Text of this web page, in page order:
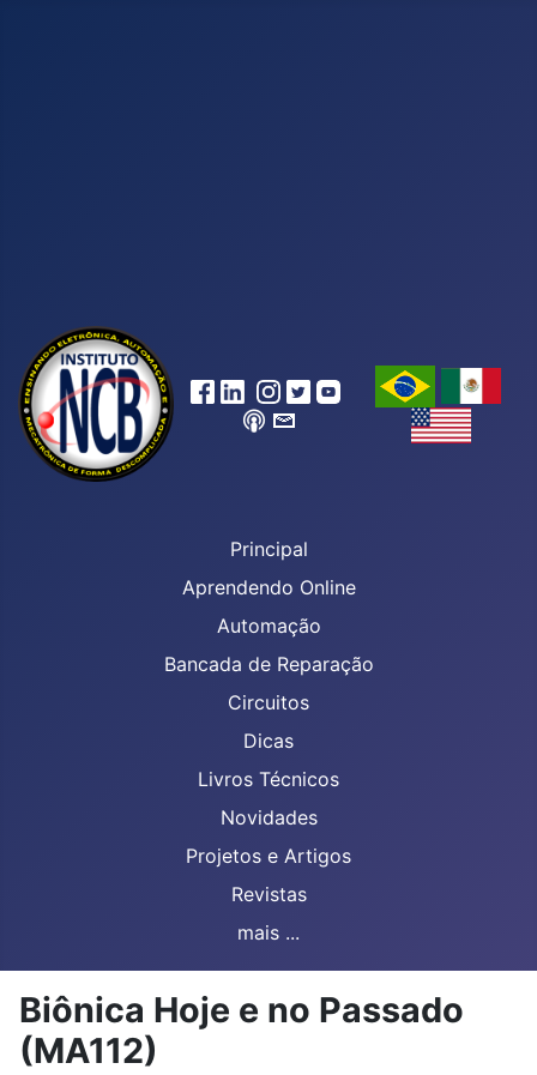
Principal
Aprendendo Online
Automação
Bancada de Reparação
Circuitos
Dicas
Livros Técnicos
Novidades
Projetos e Artigos
Revistas
mais ...
Biônica Hoje e no Passado
(MA112)